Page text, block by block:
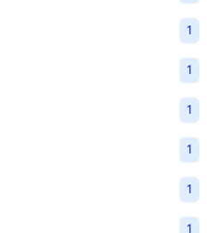
1
1
1
1
1
1